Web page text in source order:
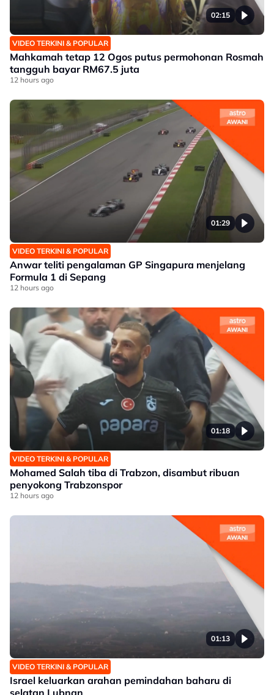
02:15
VIDEO TERKINI & POPULAR
Mahkamah tetap 12 Ogos putus permohonan Rosmah
tangguh bayar RM67.5 juta
12 hours ago
01:29
VIDEO TERKINI & POPULAR
Anwar teliti pengalaman GP Singapura menjelang
Formula 1 di Sepang
12 hours ago
01:18
VIDEO TERKINI & POPULAR
Mohamed Salah tiba di Trabzon, disambut ribuan
penyokong Trabzonspor
12 hours ago
01:13
VIDEO TERKINI & POPULAR
Israel keluarkan arahan pemindahan baharu di
selatan Lubnan